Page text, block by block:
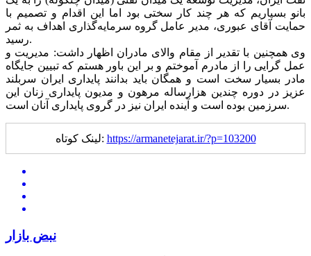
بانو بسپاریم که هر چند کار سختی بود اما این اقدام و تصمیم با
حمایت آقای عبوری، مدیر عامل گروه سرمایه‌گذاری اهداف به ثمر
رسید.
وی همچنین با تقدیر از مقام والای مادران اظهار داشت: مدیریت و
عمل گرایی را از مادرم آموختم و بر این باور هستم که تبیین جایگاه
مادر بسیار سخت است و همگان باید بدانند پایداری ایران سربلند
عزیز در دوره چندین هزارساله مرهون و مدیون پایداری زنان این
سرزمین بوده ‌است و آینده ایران نیز در گروی پایداری آنان است.
لینک کوتاه: https://armanetejarat.ir/?p=103200
نبض بازار